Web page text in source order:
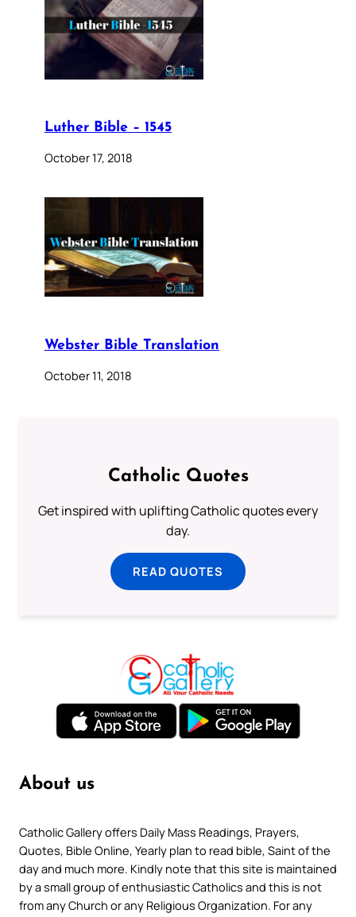
Luther Bible – 1545
October 17, 2018
Webster Bible Translation
October 11, 2018
Catholic Quotes
Get inspired with uplifting Catholic quotes every
day.
READ QUOTES
About us
Catholic Gallery offers Daily Mass Readings, Prayers,
Quotes, Bible Online, Yearly plan to read bible, Saint of the
day and much more. Kindly note that this site is maintained
by a small group of enthusiastic Catholics and this is not
from any Church or any Religious Organization. For any